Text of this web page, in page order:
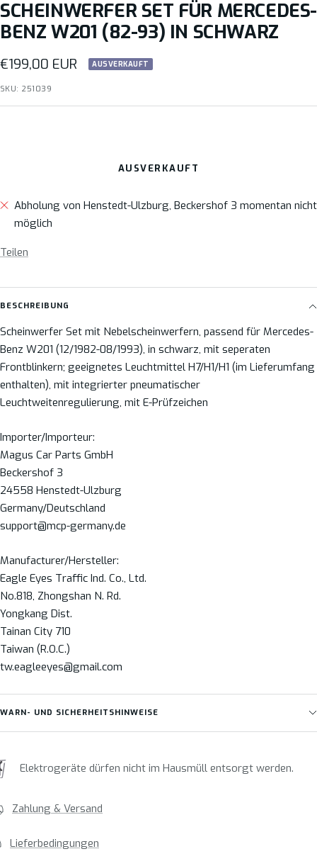
SCHEINWERFER SET FÜR MERCEDES-
BENZ W201 (82-93) IN SCHWARZ
Angebotspreis
€199,00 EUR AUSVERKAUFT
SKU: 251039
AUSVERKAUFT
Abholung von Henstedt-Ulzburg, Beckershof 3 momentan nicht
möglich
Teilen
BESCHREIBUNG
Scheinwerfer Set mit Nebelscheinwerfern, passend für Mercedes-
Benz W201 (12/1982-08/1993), in schwarz, mit seperaten
Frontblinkern; geeignetes Leuchtmittel H7/H1/H1 (im Lieferumfang
enthalten), mit integrierter pneumatischer
Leuchtweitenregulierung, mit E-Prüfzeichen
Importer/Importeur:
Magus Car Parts GmbH
Beckershof 3
24558 Henstedt-Ulzburg
Germany/Deutschland
support@mcp-germany.de
Manufacturer/Hersteller:
Eagle Eyes Traffic Ind. Co., Ltd.
No.818, Zhongshan N. Rd.
Yongkang Dist.
Tainan City 710
Taiwan (R.O.C.)
tw.eagleeyes@gmail.com
WARN- UND SICHERHEITSHINWEISE
Elektrogeräte dürfen nicht im Hausmüll entsorgt werden.
Zahlung & Versand
Lieferbedingungen